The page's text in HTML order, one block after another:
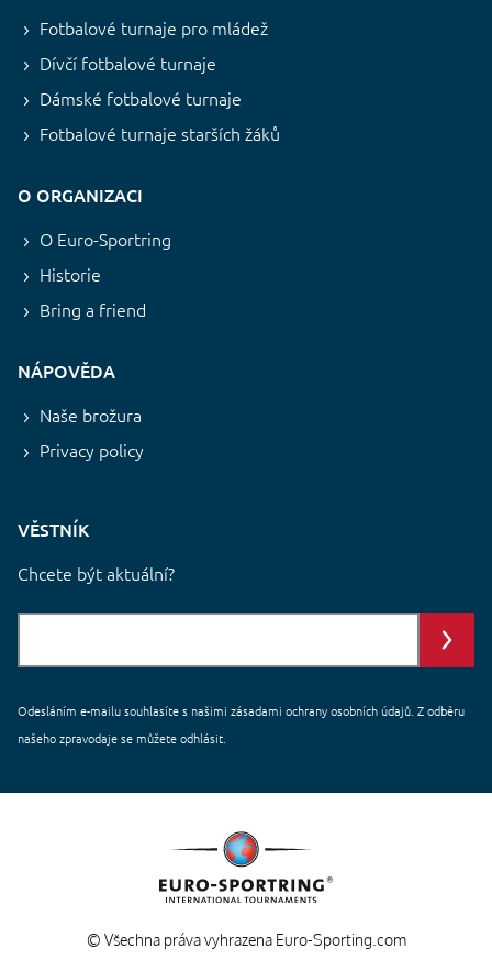
Fotbalové turnaje pro mládež
Dívčí fotbalové turnaje
Dámské fotbalové turnaje
Fotbalové turnaje starších žáků
O ORGANIZACI
O Euro-Sportring
Historie
Bring a friend
NÁPOVĚDA
Naše brožura
Privacy policy
VĚSTNÍK
Chcete být aktuální?
Odesláním e-mailu souhlasíte s našimi zásadami ochranyosobních údajů. Z odběru
našeho zpravodaje se můžete odhlásit.
© Všechna práva vyhrazena Euro-Sporting.com